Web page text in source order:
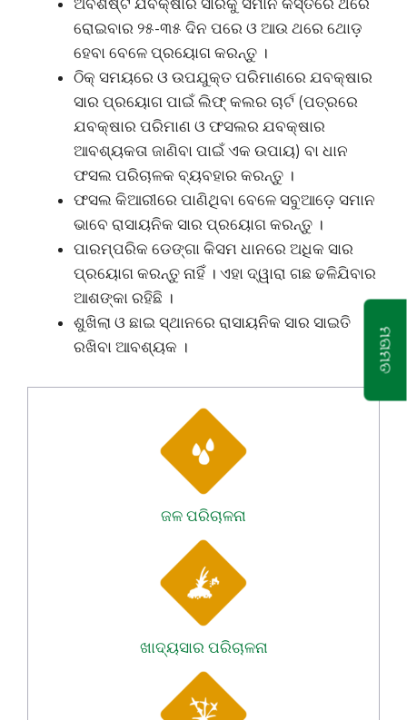
ଅବଶିଷ୍ଟ ଯବକ୍ଷାର ସାରକୁ ସମାନ କିସ୍ତିରେ ଥରେ
ରୋଇବାର ୨୫-୩୫ ଦିନ ପରେ ଓ ଆଉ ଥରେ ଥୋଡ଼
ହେବା ବେଳେ ପ୍ରୟୋଗ କରନ୍ତୁ ।
ଠିକ୍ ସମୟରେ ଓ ଉପଯୁକ୍ତ ପରିମାଣରେ ଯବକ୍ଷାର
ସାର ପ୍ରୟୋଗ ପାଇଁ ଲିଫ୍ କଲର ଚାର୍ଟ (ପତ୍ରରେ
ଯବକ୍ଷାର ପରିମାଣ ଓ ଫସଲର ଯବକ୍ଷାର
ଆବଶ୍ୟକତା ଜାଣିବା ପାଇଁ ଏକ ଉପାୟ) ବା ଧାନ
ଫସଲ ପରିଚାଳକ ବ୍ୟବହାର କରନ୍ତୁ ।
ଫସଲ କିଆରୀରେ ପାଣିଥିବା ବେଳେ ସବୁଆଡ଼େ ସମାନ
ଭାବେ ରାସାୟନିକ ସାର ପ୍ରୟୋଗ କରନ୍ତୁ ।
ପାରମ୍ପରିକ ଡେଙ୍ଗା କିସମ ଧାନରେ ଅଧିକ ସାର
ପ୍ରୟୋଗ କରନ୍ତୁ ନାହିଁ । ଏହା ଦ୍ୱାରା ଗଛ ଢଳିଯିବାର
ଆଶଙ୍କା ରହିଛି ।
ଶୁଖିଲା ଓ ଛାଇ ସ୍ଥାନରେ ରାସାୟନିକ ସାର ସାଇତି
ରଖିବା ଆବଶ୍ୟକ ।
ଜଳ ପରିଚାଳନା
ଖାଦ୍ୟସାର ପରିଚାଳନା
ମତାମତ